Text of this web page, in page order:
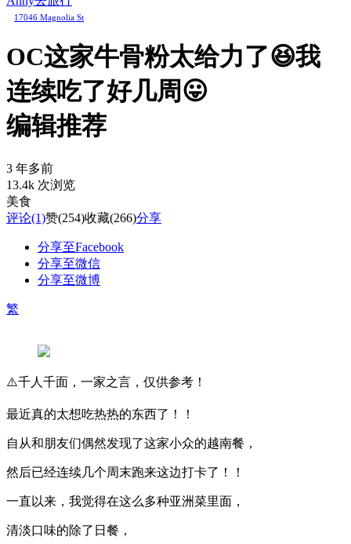
17046 Magnolia St
OC这家牛骨粉太给力了😆我
连续吃了好几周😛
编辑推荐
3 年多前
13.4k 次浏览
美食
评论(1)赞(254)收藏(266)分享
分享至Facebook
分享至微信
分享至微博
繁
⚠️千人千面，一家之言，仅供参考！
最近真的太想吃热热的东西了！！
自从和朋友们偶然发现了这家小众的越南餐，
然后已经连续几个周末跑来这边打卡了！！
一直以来，我觉得在这么多种亚洲菜里面，
清淡口味的除了日餐，